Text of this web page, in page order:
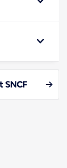
SNCF